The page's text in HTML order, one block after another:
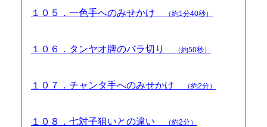
１０５．一色手へのみせかけ （約1分40秒）
１０６．タンヤオ牌のバラ切り （約50秒）
１０７．チャンタ手へのみせかけ （約2分）
１０８．七対子狙いとの違い （約2分）